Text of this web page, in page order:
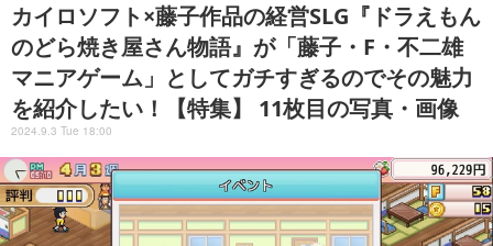
カイロソフト×藤子作品の経営SLG『ドラえもん
のどら焼き屋さん物語』が「藤子・F・不二雄
マニアゲーム」としてガチすぎるのでその魅力
を紹介したい！【特集】 11枚目の写真・画像
2024.9.3 Tue 18:00